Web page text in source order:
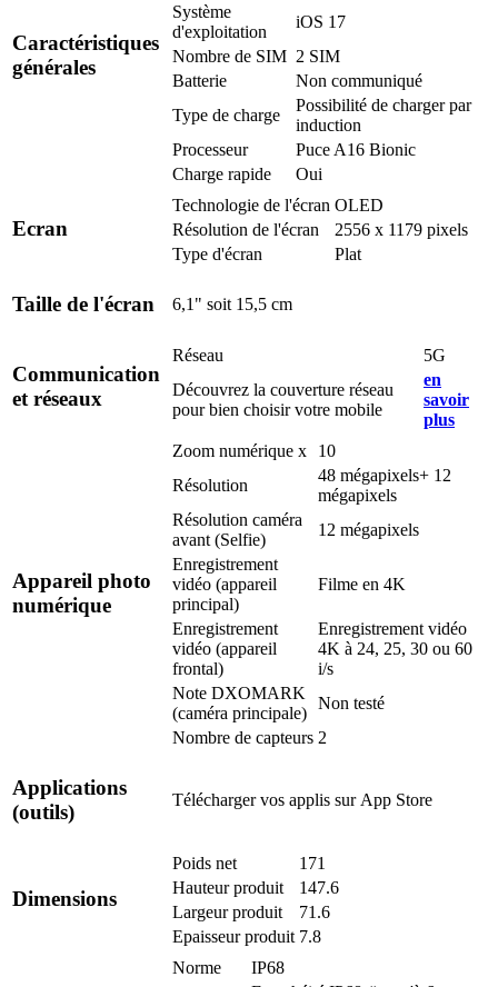
Caractéristiques
générales
Système
d'exploitation
iOS 17
Nombre de SIM 2 SIM
Batterie
Non communiqué
Type de charge
Possibilité de charger par
induction
Processeur
Puce A16 Bionic
Charge rapide
Oui
Ecran
Technologie de l'écran OLED
Résolution de l'écran
2556 x 1179 pixels
Type d'écran
Plat
Taille de l'écran 6,1" soit 15,5 cm
Communication
et réseaux
Réseau
5G
Découvrez la couverture réseau
pour bien choisir votre mobile
en
savoir
plus
Appareil photo
numérique
Zoom numérique x
10
Résolution
48 mégapixels+ 12
mégapixels
Résolution caméra
avant (Selfie)
12 mégapixels
Enregistrement
vidéo (appareil
principal)
Filme en 4K
Enregistrement
vidéo (appareil
frontal)
Enregistrement vidéo
4K à 24, 25, 30 ou 60
i/s
Note DXOMARK
(caméra principale)
Non testé
Nombre de capteurs 2
Applications
(outils)
Télécharger vos applis sur App Store
Dimensions
Poids net
171
Hauteur produit
147.6
Largeur produit
71.6
Epaisseur produit 7.8
Norme
IP68